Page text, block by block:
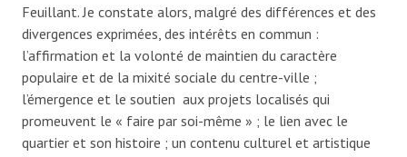
Feuillant. Je constate alors, malgré des différences et des
divergences exprimées, des intérêts en commun :
l’affirmation et la volonté de maintien du caractère
populaire et de la mixité sociale du centre-ville ;
l’émergence et le soutien aux projets localisés qui
promeuvent le « faire par soi-même » ; le lien avec le
quartier et son histoire ; un contenu culturel et artistique